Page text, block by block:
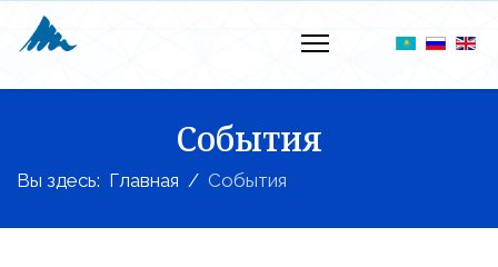
События
Вы здесь: Главная События